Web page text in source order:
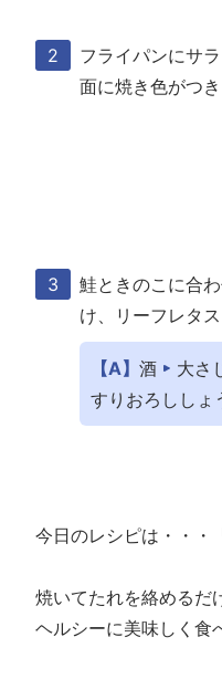
フライパンにサ
面に焼き色がつ
鮭ときのこに合
け、リーフレタス
【A】 酒 大さ
すりおろししょ
今日のレシピは・・・
焼いてたれを絡めるだ
ヘルシーに美味しく食